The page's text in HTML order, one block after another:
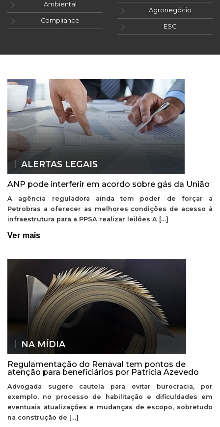
Ambiental
Compliance
Agronegócio
ESG
ALERTAS LEGAIS
ANP pode interferir em acordo sobre gás da União
A agência reguladora ainda tem poder de forçar a
Petrobras a oferecer as melhores condições de acesso à
infraestrutura para a PPSA realizar leilões A […]
Ver mais
NA MÍDIA
Regulamentação do Renaval tem pontos de
atenção para beneficiários por Patrícia Azevedo
Advogada sugere cautela para evitar burocracia, por
exemplo, no processo de habilitação e dificuldades em
eventuais atualizações e mudanças de escopo, sobretudo
na construção de […]